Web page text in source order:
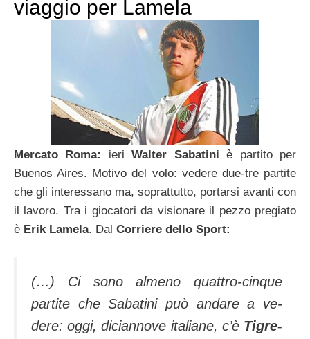
viaggio per Lamela
Mercato Roma: ieriWalter Sabatini è partito per
Buenos Aires. Motivo del volo: vedere due-tre parti­te
che gli interessano ma, soprattutto, por­tarsi avanti con
il la­voro. Tra i giocatori da visionare il pezzo pregiato
è Erik Lamela. Dal Corriere dello Sport:
(…) Ci sono almeno quattro-cinque
partite che Sabatini può andare a ve­
dere: oggi, diciannove italiane, c’è Ti­gre-